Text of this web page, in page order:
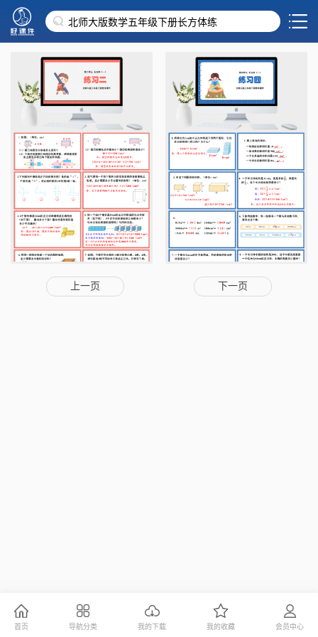
上一页 下一页
首页 导航分类 我的下载 我的收藏 会员中心